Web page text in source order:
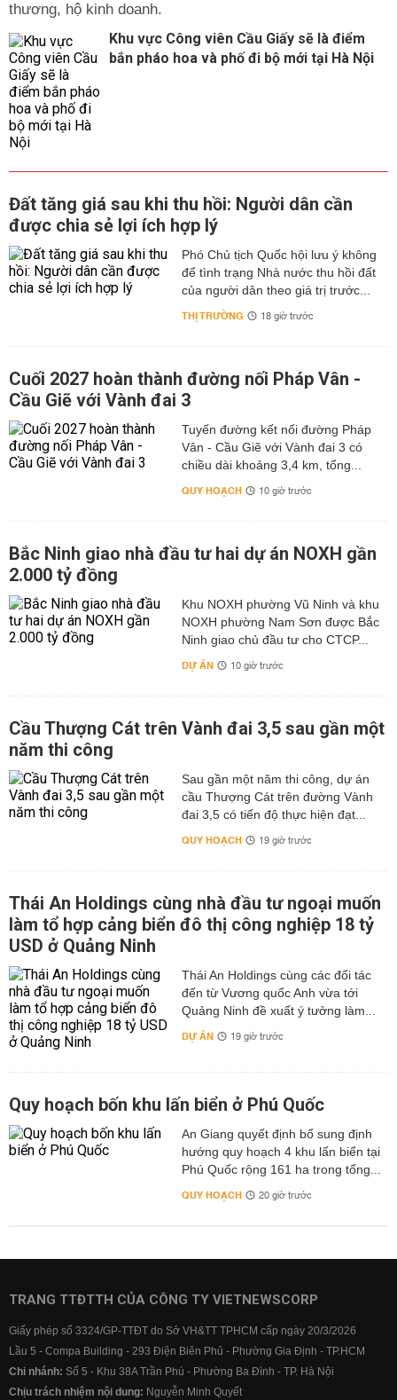
thương, hộ kinh doanh.
Khu vực Công viên Cầu Giấy sẽ là điểm
bắn pháo hoa và phố đi bộ mới tại Hà Nội
Đất tăng giá sau khi thu hồi: Người dân cần
được chia sẻ lợi ích hợp lý
Phó Chủ tịch Quốc hội lưu ý không
để tình trạng Nhà nước thu hồi đất
của người dân theo giá trị trước...
THỊ TRƯỜNG 18 giờ trước
Cuối 2027 hoàn thành đường nối Pháp Vân -
Cầu Giẽ với Vành đai 3
Tuyến đường kết nối đường Pháp
Vân - Cầu Giẽ với Vành đai 3 có
chiều dài khoảng 3,4 km, tổng...
QUY HOẠCH 10 giờ trước
Bắc Ninh giao nhà đầu tư hai dự án NOXH gần
2.000 tỷ đồng
Khu NOXH phường Vũ Ninh và khu
NOXH phường Nam Sơn được Bắc
Ninh giao chủ đầu tư cho CTCP...
DỰ ÁN 10 giờ trước
Cầu Thượng Cát trên Vành đai 3,5 sau gần một
năm thi công
Sau gần một năm thi công, dự án
cầu Thượng Cát trên đường Vành
đai 3,5 có tiến độ thực hiện đạt...
QUY HOẠCH 19 giờ trước
Thái An Holdings cùng nhà đầu tư ngoại muốn
làm tổ hợp cảng biển đô thị công nghiệp 18 tỷ
USD ở Quảng Ninh
Thái An Holdings cùng các đối tác
đến từ Vương quốc Anh vừa tới
Quảng Ninh đề xuất ý tưởng làm...
DỰ ÁN 19 giờ trước
Quy hoạch bốn khu lấn biển ở Phú Quốc
An Giang quyết định bổ sung định
hướng quy hoạch 4 khu lấn biển tại
Phú Quốc rộng 161 ha trong tổng...
QUY HOẠCH 20 giờ trước
TRANG TTĐTTH CỦA CÔNG TY VIETNEWSCORP
Giấy phép số 3324/GP-TTĐT do Sở VH&TT TPHCM cấp ngày 20/3/2026
Lầu 5 - Compa Building - 293 Điện Biên Phủ - Phường Gia Định - TP.HCM
Chi nhánh: Số 5 - Khu 38A Trần Phú - Phường Ba Đình - TP. Hà Nội
Chịu trách nhiệm nội dung: Nguyễn Minh Quyết